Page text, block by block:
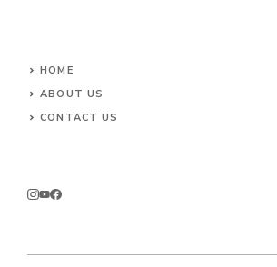
HOME
ABOUT US
CONTACT US